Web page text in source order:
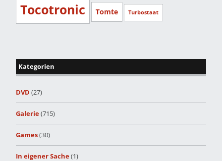
Tocotronic Tomte Turbostaat
Kategorien
DVD (27)
Galerie(715)
Games(30)
In eigener Sache(1)